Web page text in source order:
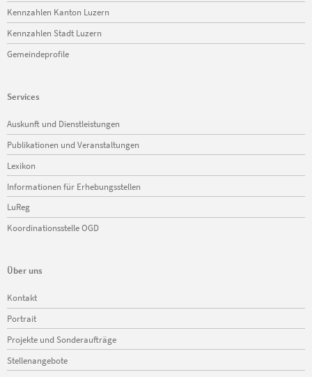
Kennzahlen Kanton Luzern
Kennzahlen Stadt Luzern
Gemeindeprofile
Services
Navigation
überspringen
Auskunft und Dienstleistungen
Publikationen und Veranstaltungen
Lexikon
Informationen für Erhebungsstellen
LuReg
Koordinationsstelle OGD
Über uns
Navigation
überspringen
Kontakt
Portrait
Projekte und Sonderaufträge
Stellenangebote